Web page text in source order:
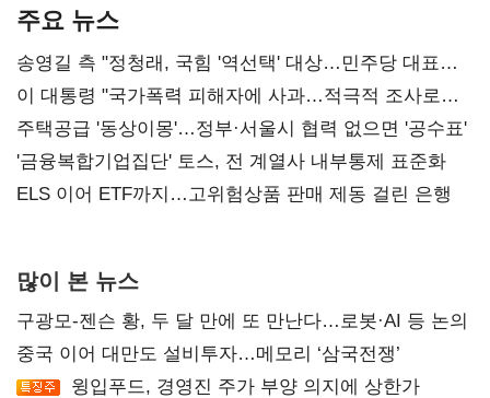
주요 뉴스
송영길 측 "정청래, 국힘 '역선택' 대상…민주당 대표로
총선 지휘 못해"
이 대통령 "국가폭력 피해자에 사과…적극적 조사로
진실 밝혀야"
주택공급 '동상이몽'…정부·서울시 협력 없으면 '공수표'
'금융복합기업집단' 토스, 전 계열사 내부통제 표준화
ELS 이어 ETF까지…고위험상품 판매 제동 걸린 은행
많이 본 뉴스
구광모-젠슨 황, 두 달 만에 또 만난다…로봇·AI 등 논의
중국 이어 대만도 설비투자…메모리 ‘삼국전쟁’
윙입푸드, 경영진 주가 부양 의지에 상한가